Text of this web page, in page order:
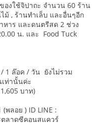
งใช้จิปาถะ จำนวน 60 ร้าน
ม้ , ร้านทำเล็บ และอื่นๆอีก
หาร และดนตรีสด 2 ช่วง
น. และ Food Tuck
1 ล๊อค / วัน ยังไม่รวม
ท่านั้นค่ะ
บาท)
พลอย ) ID LINE :
ลาดซีคอนสแควร์